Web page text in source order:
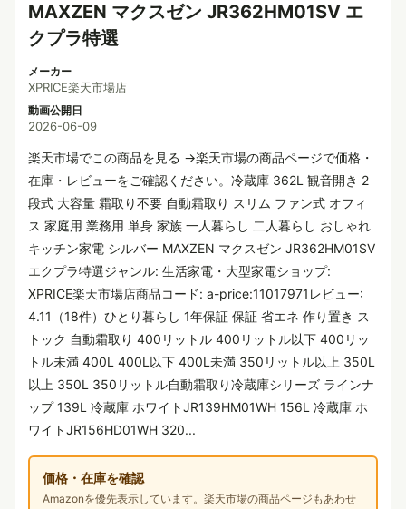
MAXZEN マクスゼン JR362HM01SV エ
クプラ特選
メーカー
XPRICE楽天市場店
動画公開日
2026-06-09
楽天市場でこの商品を見る →楽天市場の商品ページで価格・
在庫・レビューをご確認ください。冷蔵庫 362L 観音開き 2
段式 大容量 霜取り不要 自動霜取り スリム ファン式 オフィ
ス 家庭用 業務用 単身 家族 一人暮らし 二人暮らし おしゃれ
キッチン家電 シルバー MAXZEN マクスゼン JR362HM01SV
エクプラ特選ジャンル: 生活家電・大型家電ショップ:
XPRICE楽天市場店商品コード: a-price:11017971レビュー:
4.11（18件）ひとり暮らし 1年保証 保証 省エネ 作り置き ス
トック 自動霜取り 400リットル 400リットル以下 400リッ
トル未満 400L 400L以下 400L未満 350リットル以上 350L
以上 350L 350リットル自動霜取り冷蔵庫シリーズ ラインナ
ップ 139L 冷蔵庫 ホワイトJR139HM01WH 156L 冷蔵庫 ホ
ワイトJR156HD01WH 320...
価格・在庫を確認
Amazonを優先表示しています。楽天市場の商品ページもあわせ